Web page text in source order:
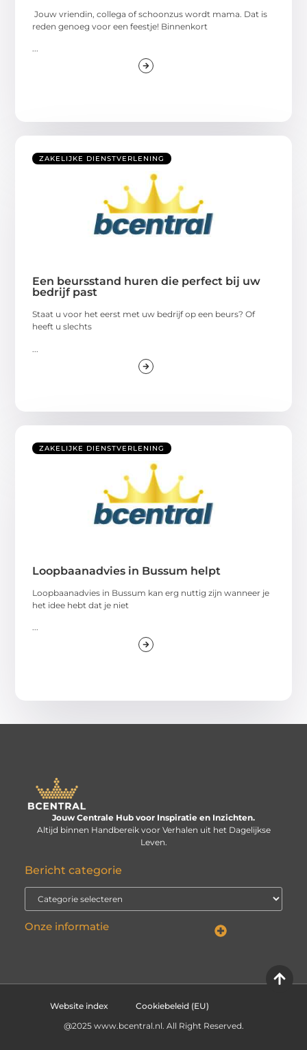
Jouw vriendin, collega of schoonzus wordt mama. Dat is
reden genoeg voor een feestje! Binnenkort
...
ZAKELIJKE DIENSTVERLENING
Een beursstand huren die perfect bij uw
bedrijf past
Staat u voor het eerst met uw bedrijf op een beurs? Of
heeft u slechts
ZAKELIJKE DIENSTVERLENING
Loopbaanadvies in Bussum helpt
Loopbaanadvies in Bussum kan erg nuttig zijn wanneer je
het idee hebt dat je niet
...
Jouw Centrale Hub voor Inspiratie en Inzichten.
Altijd binnen Handbereik voor Verhalen uit het Dagelijkse
Leven.
Bericht categorie
Onze informatie
Website index
Cookiebeleid (EU)
@2025 www.bcentral.nl. All Right Reserved.